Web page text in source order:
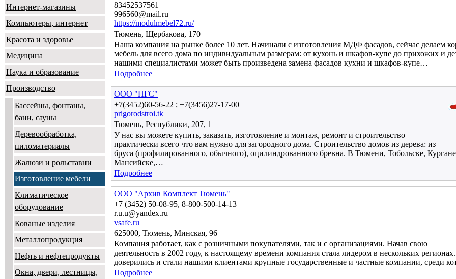
Интернет-магазины
Компьютеры, интернет
Красота и здоровье
Медицина
Наука и образование
Производство
Бассейны, фонтаны,
бани, сауны
Деревообработка,
пиломатериалы
Жалюзи и рольставни
Изготовление мебели
Климатическое
оборудование
Кованые изделия
Металлопродукция
Нефть и нефтепродукты
Окна, двери, лестницы,
83452537561
996560@mail.ru
https://modulmebel72.ru/
Тюмень, Щербакова, 170
Наша компания на рынке более 10 лет. Начинали с изготовления МДФ фасадов, сейчас делаем
мебель для всего дома по индивидуальным размерам: от кухонь и шкафов-купе до прихожих и
нашими специалистами может быть произведена замена фасадов кухни и шкафов-купе…
Подробнее
ООО "ПГС"
+7(3452)60-56-22 ; +7(3456)27-17-00
prigorodstroi.tk
Тюмень, Республики, 207, 1
У нас вы можете купить, заказать, изготовление и монтаж, ремонт и строительство
практически всего что вам нужно для загородного дома. Строительство домов из дерева: из
бруса (профилированного, обычного), оцилиндрованного бревна. В Тюмени, Тобольске,
Мансийске,…
Подробнее
ООО "Архив Комплект Тюмень"
+7 (3452) 50-08-95, 8-800-500-14-13
r.u.u@yandex.ru
vsafe.ru
625000, Тюмень, Минская, 96
Компания работает, как с розничными покупателями, так и с организациями. Начав свою
деятельность в 2002 году, к настоящему времени компания стала лидером в нескольких
доверились и стали нашими клиентами крупные государственные и частные компании, среди
Подробнее